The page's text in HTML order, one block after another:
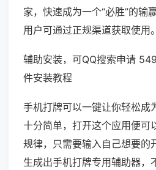
家，快速成为一个“必胜”的输
用户可通过正规渠道获取使用。
辅助安装，可QQ搜索申请
件安装教程
手机打牌可以一键让你轻松成
十分简单，打开这个应用便可
规律，只需要输入自己想要的
生成出手机打牌专用辅助器，